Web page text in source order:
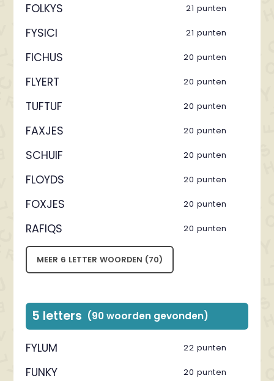
FOLKYS 21 punten
FYSICI 21 punten
FICHUS 20 punten
FLYERT 20 punten
TUFTUF 20 punten
FAXJES 20 punten
SCHUIF 20 punten
FLOYDS 20 punten
FOXJES 20 punten
RAFIQS 20 punten
MEER 6 LETTER WOORDEN (70)
5 letters (90 woorden gevonden)
FYLUM 22 punten
FUNKY 20 punten